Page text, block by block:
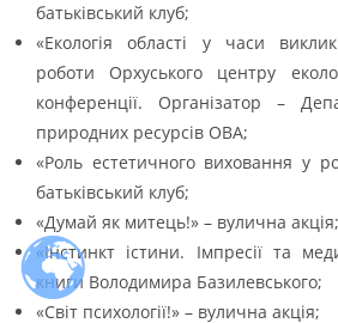
батьківський клуб;
«Екологія області у часи
роботи Орхуського центру
конференції. Організатор –
природних ресурсів ОВА;
«Роль естетичного виховання у
батьківський клуб;
«Думай як митець!» – вулична акція;
«Інстинкт істини. Імпресії та
книги Володимира Базилевського;
«Світ психології!» – вулична акція;